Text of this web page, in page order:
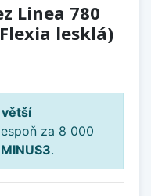
Linea 780
lesklá)
větší
za 8 000
MINUS3.